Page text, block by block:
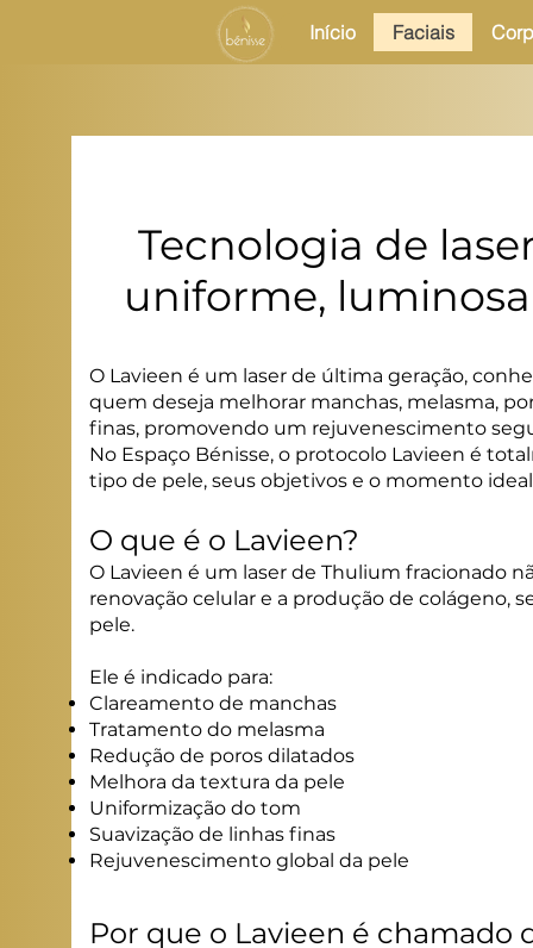
Início Faciais
Tecnologia de
uniforme,
O Lavieen é um laser de última geração,
quem deseja melhorar manchas, melasma,
finas, promovendo um rejuvenescimento
No Espaço Bénisse, o protocolo Lavieen é
tipo de pele, seus objetivos e o momento
O que é o Lavieen?
O Lavieen é um laser de Thulium fracionado
renovação celular e a produção de colágeno,
pele.
Ele é indicado para:
Clareamento de manchas
Tratamento do melasma
Redução de poros dilatados
Melhora da textura da pele
Uniformização do tom
Suavização de linhas finas
Rejuvenescimento global da pele
Por que o Lavieen é chamado